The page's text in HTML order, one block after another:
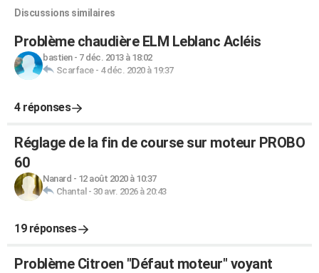
FORUM
Discussions similaires
Problème chaudière ELM Leblanc Acléis
bastien- 7 déc. 2013 à 18:02
Scarface- 4 déc. 2020 à 19:37
4 réponses
Réglage de la fin de course sur moteur PROBO
60
Nanard - 12 août 2020 à 10:37
Chantal - 30 avr. 2026 à 20:43
19 réponses
Problème Citroen "Défaut moteur" voyant